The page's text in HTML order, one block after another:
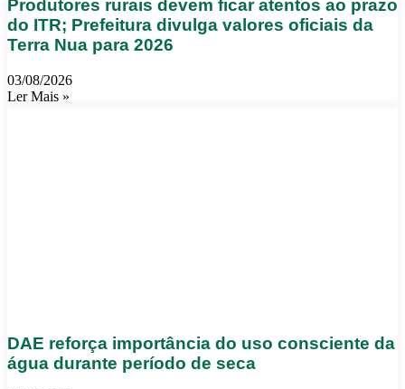
Produtores rurais devem ficar atentos ao prazo
do ITR; Prefeitura divulga valores oficiais da
Terra Nua para 2026
03/08/2026
Ler Mais »
DAE reforça importância do uso consciente da
água durante período de seca